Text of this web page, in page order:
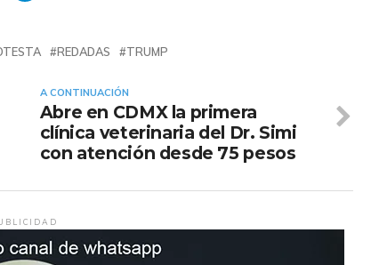
REDADAS TRUMP
A CONTINUACIÓN
Abre en CDMX la primera
clínica veterinaria del Dr. Simi
con atención desde 75 pesos